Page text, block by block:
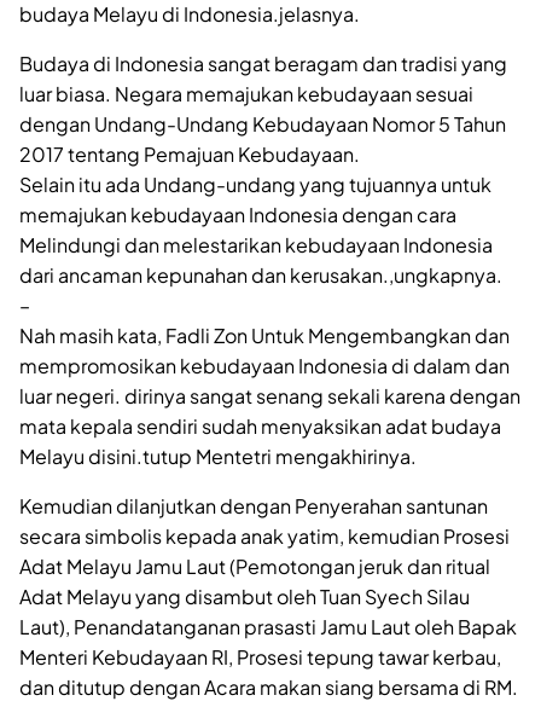
budaya Melayu di Indonesia.jelasnya.
Budaya di Indonesia sangat beragam dan tradisi yang
luar biasa. Negara memajukan kebudayaan sesuai
dengan Undang-Undang Kebudayaan Nomor 5 Tahun
2017 tentang Pemajuan Kebudayaan.
Selain itu ada Undang-undang yang tujuannya untuk
memajukan kebudayaan Indonesia dengan cara
Melindungi dan melestarikan kebudayaan Indonesia
dari ancaman kepunahan dan kerusakan.,ungkapnya.
–
Nah masih kata, Fadli Zon Untuk Mengembangkan dan
mempromosikan kebudayaan Indonesia di dalam dan
luar negeri. dirinya sangat senang sekali karena dengan
mata kepala sendiri sudah menyaksikan adat budaya
Melayu disini.tutup Mentetri mengakhirinya.
Kemudian dilanjutkan dengan Penyerahan santunan
secara simbolis kepada anak yatim, kemudian Prosesi
Adat Melayu Jamu Laut (Pemotongan jeruk dan ritual
Adat Melayu yang disambut oleh Tuan Syech Silau
Laut), Penandatanganan prasasti Jamu Laut oleh Bapak
Menteri Kebudayaan RI, Prosesi tepung tawar kerbau,
dan ditutup dengan Acara makan siang bersama di RM.